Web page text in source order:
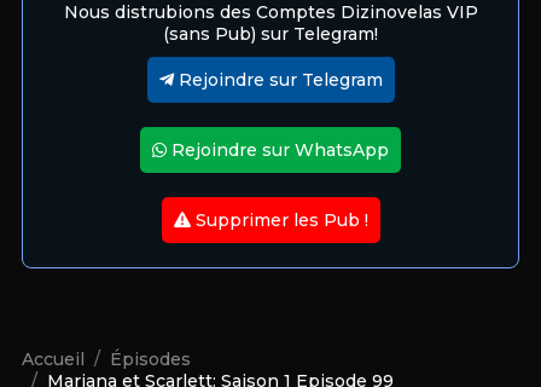
Nous distrubions des Comptes Dizinovelas VIP
(sans Pub) sur Telegram!
Rejoindre sur Telegram
Rejoindre sur WhatsApp
Supprimer les Pub !
Accueil
Épisodes
Mariana et Scarlett: Saison 1 Episode 99